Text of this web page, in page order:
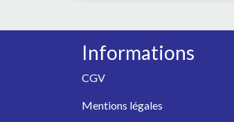
Informations
CGV
Mentions légales